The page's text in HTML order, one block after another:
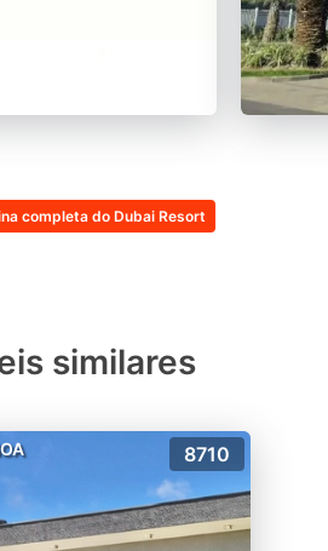
completa do Dubai Resort
similares
8710